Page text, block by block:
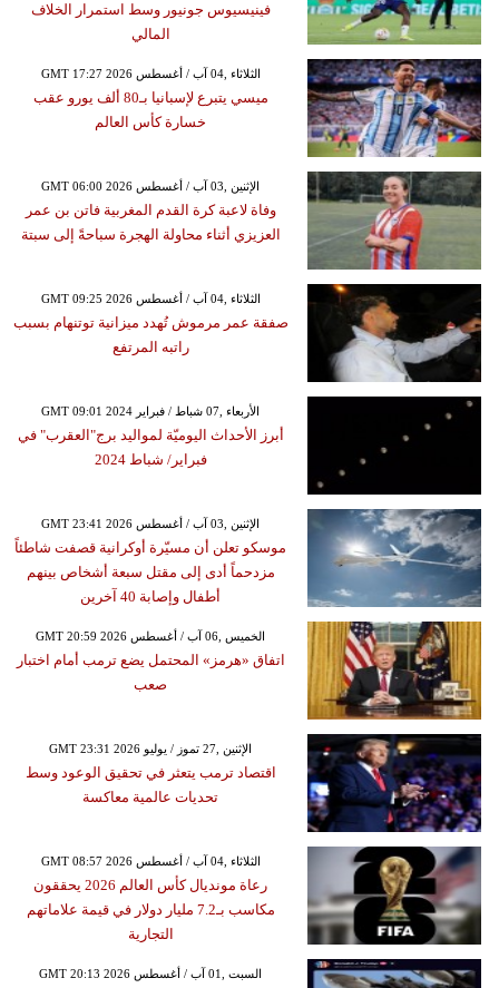
فينيسيوس جونيور وسط استمرار الخلاف
المالي
GMT 17:27 2026 الثلاثاء ,04 آب / أغسطس
ميسي يتبرع لإسبانيا بـ80 ألف يورو عقب
خسارة كأس العالم
GMT 06:00 2026 الإثنين ,03 آب / أغسطس
وفاة لاعبة كرة القدم المغربية فاتن بن عمر
العزيزي أثناء محاولة الهجرة سباحةً إلى سبتة
GMT 09:25 2026 الثلاثاء ,04 آب / أغسطس
صفقة عمر مرموش تُهدد ميزانية توتنهام بسبب
راتبه المرتفع
GMT 09:01 2024 الأربعاء ,07 شباط / فبراير
أبرز الأحداث اليوميّة لمواليد برج"العقرب" في
فبراير/ شباط 2024
GMT 23:41 2026 الإثنين ,03 آب / أغسطس
موسكو تعلن أن مسيّرة أوكرانية قصفت شاطئاً
مزدحماً أدى إلى مقتل سبعة أشخاص بينهم
أطفال وإصابة 40 آخرين
GMT 20:59 2026 الخميس ,06 آب / أغسطس
اتفاق «هرمز» المحتمل يضع ترمب أمام اختبار
صعب
GMT 23:31 2026 الإثنين ,27 تموز / يوليو
اقتصاد ترمب يتعثر في تحقيق الوعود وسط
تحديات عالمية معاكسة
GMT 08:57 2026 الثلاثاء ,04 آب / أغسطس
رعاة مونديال كأس العالم 2026 يحققون
مكاسب بـ7.2 مليار دولار في قيمة علاماتهم
التجارية
GMT 20:13 2026 السبت ,01 آب / أغسطس